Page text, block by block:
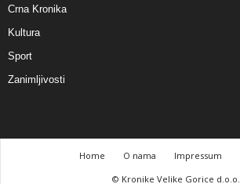
Crna Kronika
Kultura
Sport
Zanimljivosti
Home O nama Impressum
© Kronike Velike Gorice d.o.o.